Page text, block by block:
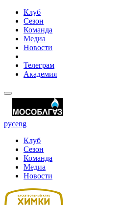
Клуб
Сезон
Команда
Медиа
Новости
Телеграм
Академия
русeng
Клуб
Сезон
Команда
Медиа
Новости